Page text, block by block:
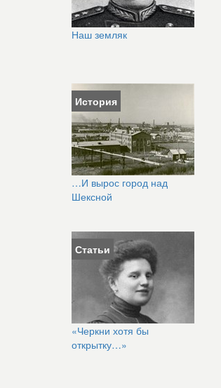
Наш земляк
История
…И вырос город над
Шексной
Статьи
«Черкни хотя бы
открытку…»